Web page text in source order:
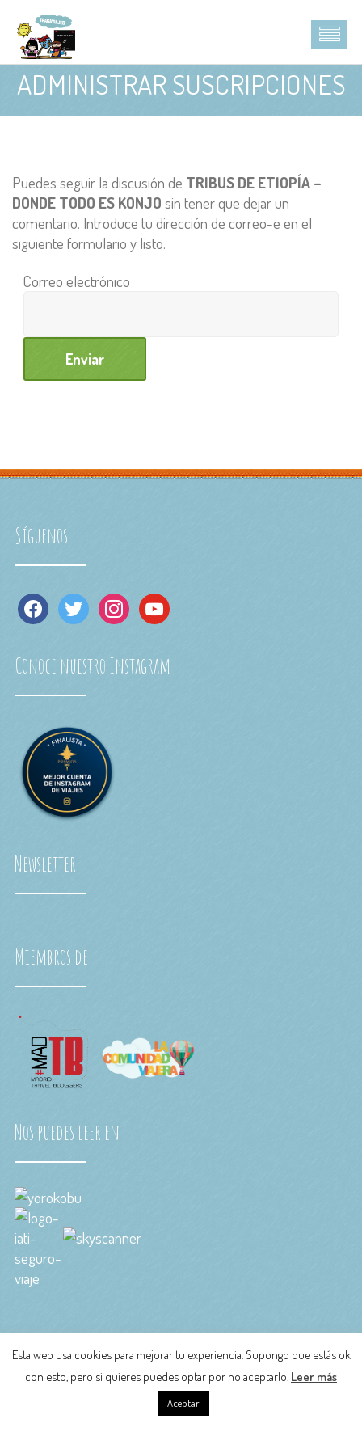
ADMINISTRAR SUSCRIPCIONES
Puedes seguir la discusión de TRIBUS DE ETIOPÍA –
DONDE TODO ES KONJO sin tener que dejar un
comentario. Introduce tu dirección de correo-e en el
siguiente formulario y listo.
Correo electrónico
Síguenos
facebooktwitter instagramyoutube
Conoce nuestro Instagram
Newsletter
Miembros de
Nos puedes leer en
tragaviajes@gmail.comPolítica de privacidad|Aviso legal|
Política de cookies
Copyright TragaViajes-All Rights Reserved ©
Esta web usa cookies para mejorar tu experiencia. Supongo que estás ok
con esto, pero si quieres puedes optar por no aceptarlo. Leer más
Aceptar